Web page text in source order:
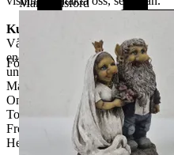
Kundservice & Öppettider
Vår kundservice bedrivs via e-
endast
under våra öppettider.
Måndag-Tisdag: 12:00-16:30
Onsdag: 8:00-18:00
Torsdag: 12:00-16:30
Fredag: 10:00-15:00
Helgdagar & röda dagar
Företag
Marknadsförd